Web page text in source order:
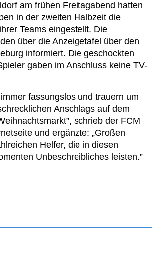
am frühen Freitagabend hatten
in der zweiten Halbzeit die
Teams eingestellt. Die
über die Anzeigetafel über den
informiert. Die geschockten
gaben im Anschluss keine TV-
fassungslos und trauern um
Anschlags auf dem
schrieb der FCM
und ergänzte: „Großen
Helfer, die in diesen
Unbeschreibliches leisten.”